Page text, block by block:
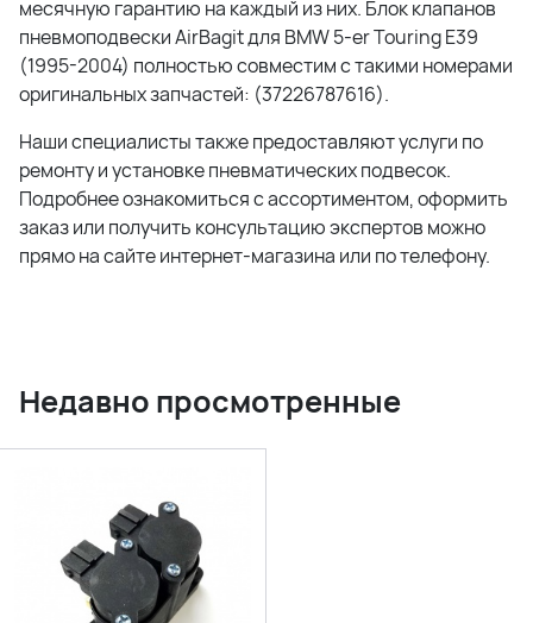
месячную гарантию на каждый из них. Блок клапанов
пневмоподвески AirBagit для BMW 5-er Touring E39
(1995-2004) полностью совместим с такими номерами
оригинальных запчастей: (37226787616).
Наши специалисты также предоставляют услуги по
ремонту и установке пневматических подвесок.
Подробнее ознакомиться с ассортиментом, оформить
заказ или получить консультацию экспертов можно
прямо на сайте интернет-магазина или по телефону.
Недавно просмотренные